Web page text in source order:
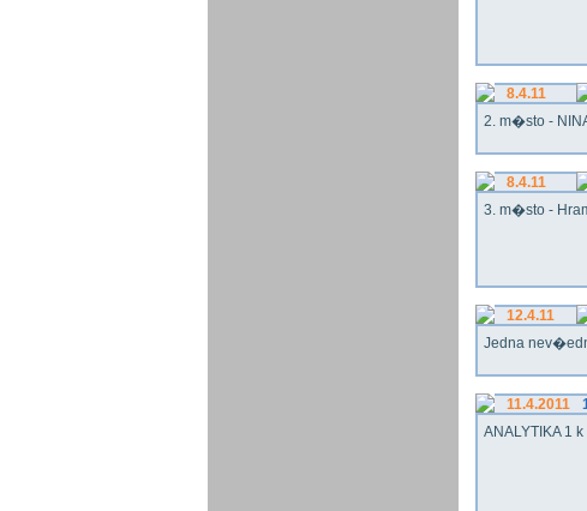
8.4.11
2. m�sto -
8.4.11
3. m�sto -
12.4.11
Jedna
11.4.2011
ANALYTIKA